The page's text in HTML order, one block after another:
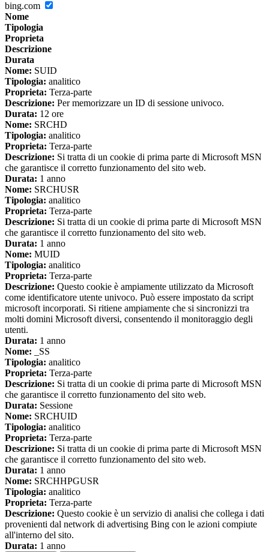
bing.com
Nome
Tipologia
Proprieta
Descrizione
Durata
Nome: SUID
Tipologia: analitico
Proprieta: Terza-parte
Descrizione: Per memorizzare un ID di sessione univoco.
Durata: 12 ore
Nome: SRCHD
Tipologia: analitico
Proprieta: Terza-parte
Descrizione: Si tratta di un cookie di prima parte di Microsoft MSN
che garantisce il corretto funzionamento del sito web.
Durata: 1 anno
Nome: SRCHUSR
Tipologia: analitico
Proprieta: Terza-parte
Descrizione: Si tratta di un cookie di prima parte di Microsoft MSN
che garantisce il corretto funzionamento del sito web.
Durata: 1 anno
Nome: MUID
Tipologia: analitico
Proprieta: Terza-parte
Descrizione: Questo cookie è ampiamente utilizzato da Microsoft
come identificatore utente univoco. Può essere impostato da script
microsoft incorporati. Si ritiene ampiamente che si sincronizzi tra
molti domini Microsoft diversi, consentendo il monitoraggio degli
utenti.
Durata: 1 anno
Nome: _SS
Tipologia: analitico
Proprieta: Terza-parte
Descrizione: Si tratta di un cookie di prima parte di Microsoft MSN
che garantisce il corretto funzionamento del sito web.
Durata: Sessione
Nome: SRCHUID
Tipologia: analitico
Proprieta: Terza-parte
Descrizione: Si tratta di un cookie di prima parte di Microsoft MSN
che garantisce il corretto funzionamento del sito web.
Durata: 1 anno
Nome: SRCHHPGUSR
Tipologia: analitico
Proprieta: Terza-parte
Descrizione: Questo cookie è un servizio di analisi che collega i dati
provenienti dal network di advertising Bing con le azioni compiute
all'interno del sito.
Durata: 1 anno